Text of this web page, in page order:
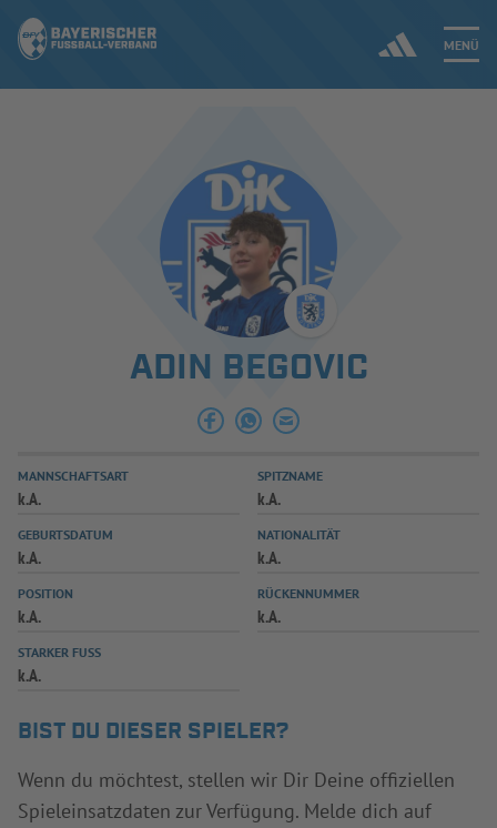
MENÜ
ERGEBNISSE & WETTBEWERBE
SPIELBETRIEB & VERBANDSLEBEN
AUSBILDUNG & FÖRDERUNG
SPIELPLUS
ADIN BEGOVIC
MANNSCHAFTSART
k.A.
SPITZNAME
k.A.
GEBURTSDATUM
k.A.
NATIONALITÄT
k.A.
POSITION
k.A.
RÜCKENNUMMER
k.A.
STARKER FUSS
k.A.
BIST DU DIESER SPIELER?
Wenn du möchtest, stellen wir Dir Deine offiziellen
Spieleinsatzdaten zur Verfügung. Melde dich auf